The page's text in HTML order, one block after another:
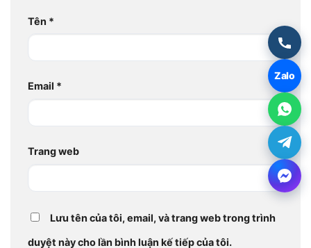
Tên *
Email *
Trang web
Lưu tên của tôi, email, và trang web trong trình
duyệt này cho lần bình luận kế tiếp của tôi.
Zalo